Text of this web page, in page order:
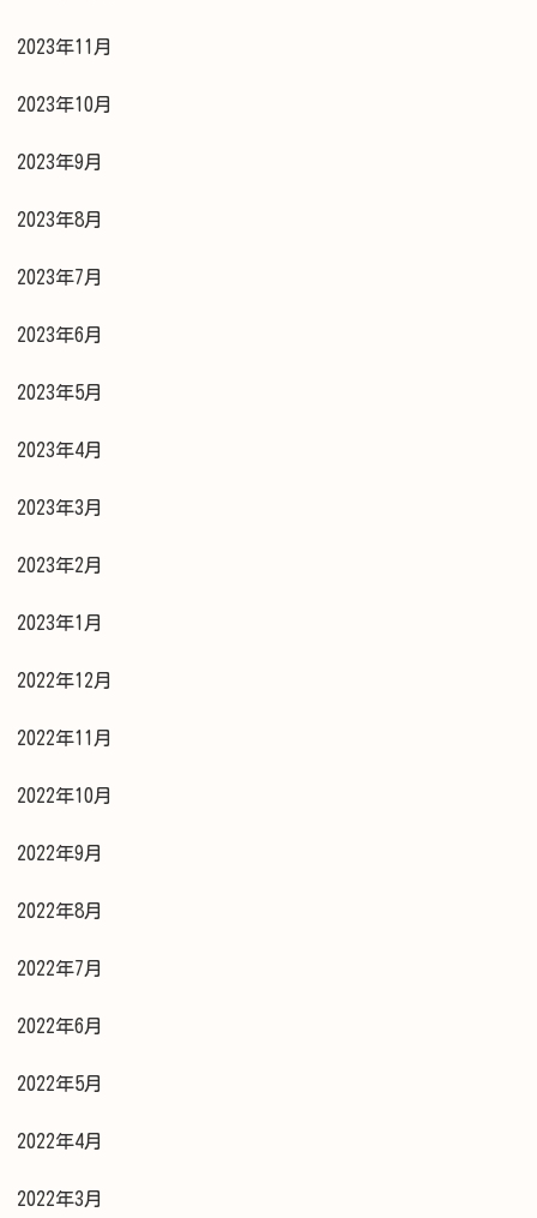
2023年11月
2023年10月
2023年9月
2023年8月
2023年7月
2023年6月
2023年5月
2023年4月
2023年3月
2023年2月
2023年1月
2022年12月
2022年11月
2022年10月
2022年9月
2022年8月
2022年7月
2022年6月
2022年5月
2022年4月
2022年3月